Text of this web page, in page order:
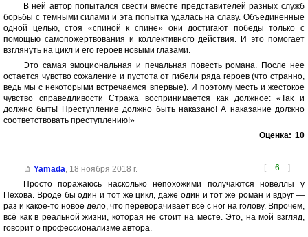
В ней автор попытался свести вместе представителей разных служб
борьбы с темными силами и эта попытка удалась на славу. Объединенные
одной целью, стоя «спиной к спине» они достигают победы только с
помощью самопожертвования и коллективного действия. И это помогает
взглянуть на цикл и его героев новыми глазами.
Это самая эмоциональная и печальная повесть романа. После нее
остается чувство сожаление и пустота от гибели ряда героев (что странно,
ведь мы с некоторыми встречаемся впервые). И поэтому месть и жестокое
чувство справедливости Стража воспринимается как должное: «Так и
должно быть! Преступление должно быть наказано! А наказание должно
соответствовать преступлению!»
Оценка: 10
[ 6 ]
Yamada 18 ноября 2018 г.
Просто поражаюсь насколько непохожими получаются новеллы у
Пехова. Вроде бы один и тот же цикл, даже один и тот же роман и вдруг —
раз и какое-то новое дело, что переворачивает всё с ног на голову. Впрочем,
всё как в реальной жизни, которая не стоит на месте. Это, на мой взгляд,
говорит о профессионализме автора.